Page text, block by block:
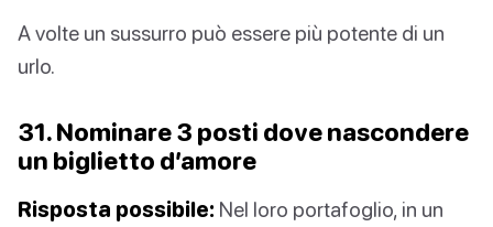
A volte un sussurro può essere più potente di un
urlo.
31. Nominare 3 posti dove nascondere
un biglietto d’amore
Risposta possibile: Nel loro portafoglio, in un